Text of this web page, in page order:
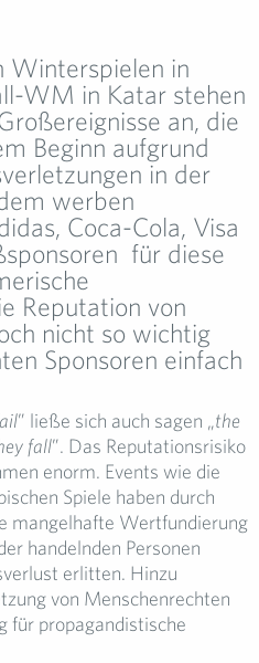
Winterspielen in
WM in Katar stehen
an, die
Beginn aufgrund
in der
werben
Coca-Cola, Visa
für diese
Reputation von
nicht so wichtig
Sponsoren einfach
” ließe sich auch sagen „the
fall”. Das Reputationsrisiko
enorm. Events wie die
Spiele haben durch
mangelhafte Wertfundierung
handelnden Personen
erlitten. Hinzu
von Menschenrechten
für propagandistische